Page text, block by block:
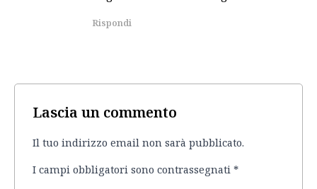
Rispondi
Lascia un commento
Il tuo indirizzo email non sarà pubblicato.
I campi obbligatori sono contrassegnati *